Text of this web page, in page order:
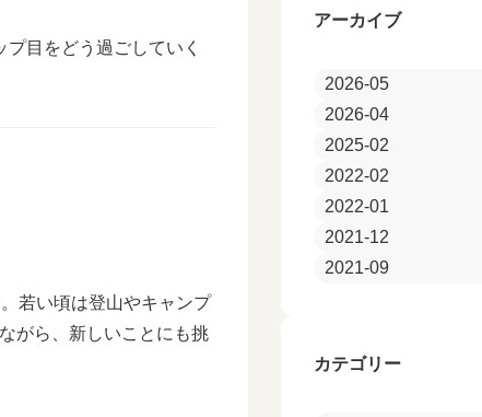
目をどう過ごしていく
若い頃は登山やキャンプ
がら、新しいことにも挑
アーカイブ
2026-05
2026-04
2025-02
2022-02
2022-01
2021-12
2021-09
カテゴリー